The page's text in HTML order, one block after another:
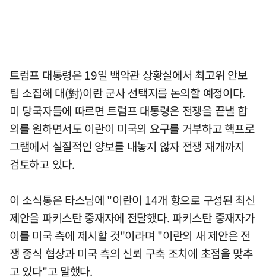
트럼프 대통령은 19일 백악관 상황실에서 최고위 안보
팀 소집해 대(對)이란 군사 선택지를 논의할 예정이다.
미 당국자들에 따르면 트럼프 대통령은 전쟁을 끝낼 합
의를 원하면서도 이란이 미국의 요구를 거부하고 핵프로
그램에서 실질적인 양보를 내놓지 않자 전쟁 재개까지
검토하고 있다.
이 소식통은 타스님에 "이란이 14개 항으로 구성된 최신
제안을 파키스탄 중재자에 전달했다. 파키스탄 중재자가
이를 미국 측에 제시할 것"이라며 "이란의 새 제안은 전
쟁 종식 협상과 미국 측의 신뢰 구축 조치에 초점을 맞추
고 있다"고 말했다.